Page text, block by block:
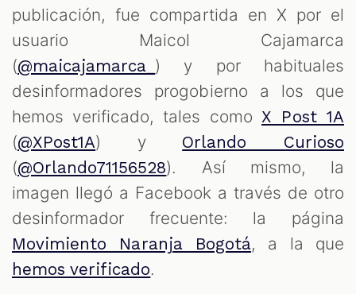
publicación, fue compartida en X por el
usuario Maicol Cajamarca
(@maicajamarca_ ) y por habituales
desinformadores progobierno a los que
hemos verificado, tales como X Post 1A
(@XPost1A) y Orlando Curioso
(@Orlando71156528). Así mismo, la
imagen llegó a Facebook a través de otro
desinformador frecuente: la página
Movimiento Naranja Bogotá, a la que
hemos verificado.